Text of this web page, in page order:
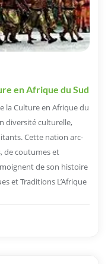
en Afrique du Sud
la Culture en Afrique du
diversité culturelle,
Cette nation arc-
de coutumes et
de son histoire
et Traditions L’Afrique